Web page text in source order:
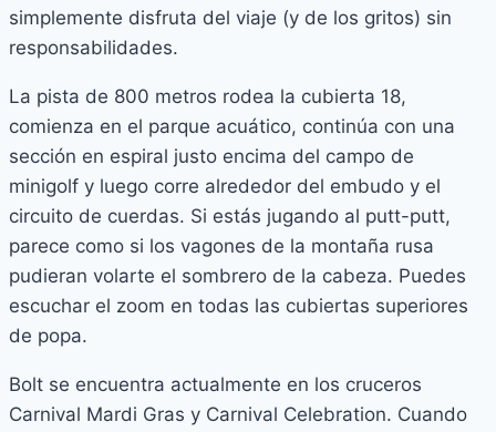
simplemente disfruta del viaje (y de los gritos) sin
responsabilidades.
La pista de 800 metros rodea la cubierta 18,
comienza en el parque acuático, continúa con una
sección en espiral justo encima del campo de
minigolf y luego corre alrededor del embudo y el
circuito de cuerdas. Si estás jugando al putt-putt,
parece como si los vagones de la montaña rusa
pudieran volarte el sombrero de la cabeza. Puedes
escuchar el zoom en todas las cubiertas superiores
de popa.
Bolt se encuentra actualmente en los cruceros
Carnival Mardi Gras y Carnival Celebration. Cuando